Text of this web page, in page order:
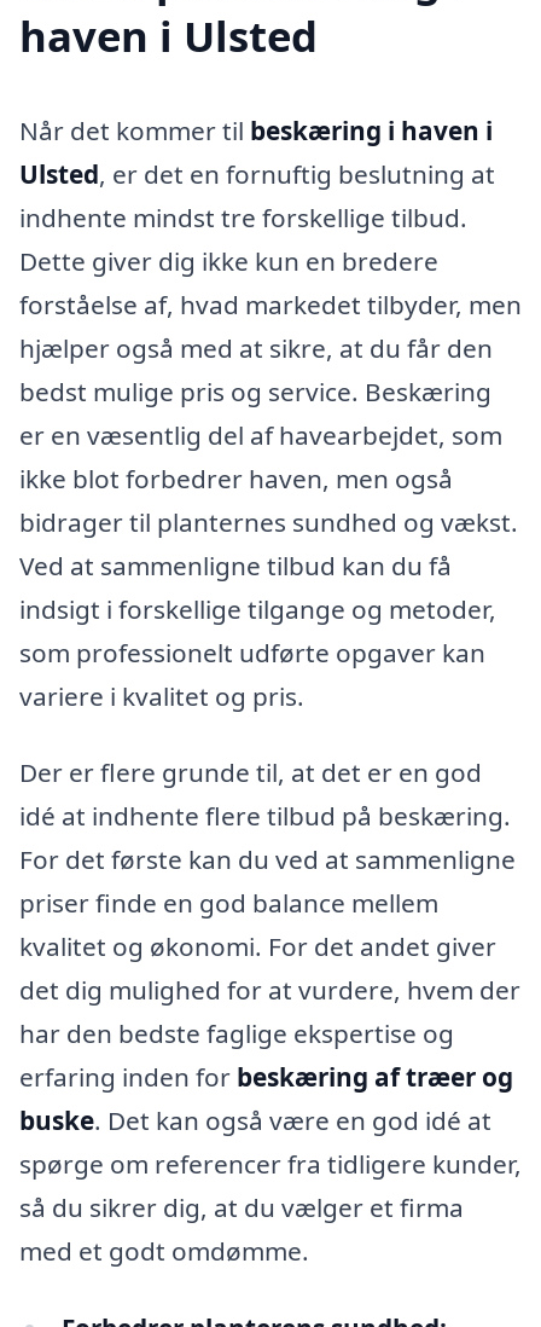
haven i Ulsted
Når det kommer til beskæring i haven i
Ulsted, er det en fornuftig beslutning at
indhente mindst tre forskellige tilbud.
Dette giver dig ikke kun en bredere
forståelse af, hvad markedet tilbyder, men
hjælper også med at sikre, at du får den
bedst mulige pris og service. Beskæring
er en væsentlig del af havearbejdet, som
ikke blot forbedrer haven, men også
bidrager til planternes sundhed og vækst.
Ved at sammenligne tilbud kan du få
indsigt i forskellige tilgange og metoder,
som professionelt udførte opgaver kan
variere i kvalitet og pris.
Der er flere grunde til, at det er en god
idé at indhente flere tilbud på beskæring.
For det første kan du ved at sammenligne
priser finde en god balance mellem
kvalitet og økonomi. For det andet giver
det dig mulighed for at vurdere, hvem der
har den bedste faglige ekspertise og
erfaring inden for beskæring af træer og
buske. Det kan også være en god idé at
spørge om referencer fra tidligere kunder,
så du sikrer dig, at du vælger et firma
med et godt omdømme.